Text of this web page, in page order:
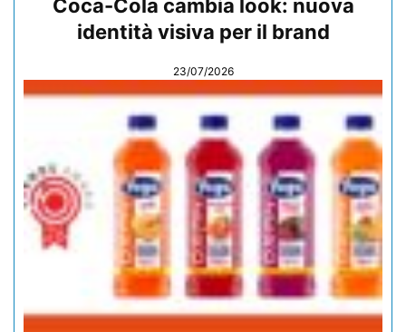
Coca-Cola cambia look: nuova
identità visiva per il brand
23/07/2026